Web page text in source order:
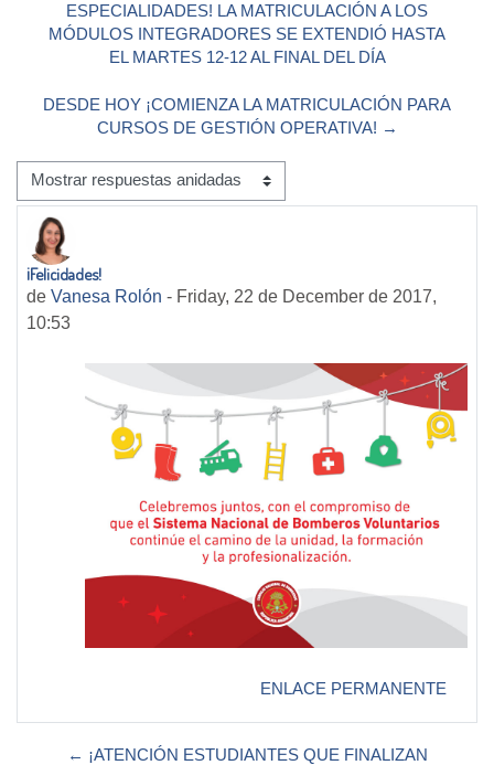
ESPECIALIDADES! LA MATRICULACIÓN A LOS
MÓDULOS INTEGRADORES SE EXTENDIÓ HASTA
EL MARTES 12-12 AL FINAL DEL DÍA
DESDE HOY ¡COMIENZA LA MATRICULACIÓN PARA
CURSOS DE GESTIÓN OPERATIVA! →
Mostrar modo
¡Felicidades!
de Vanesa Rolón - Friday, 22 de December de 2017,
10:53
Número de respuestas: 0
ENLACE PERMANENTE
← ¡ATENCIÓN ESTUDIANTES QUE FINALIZAN